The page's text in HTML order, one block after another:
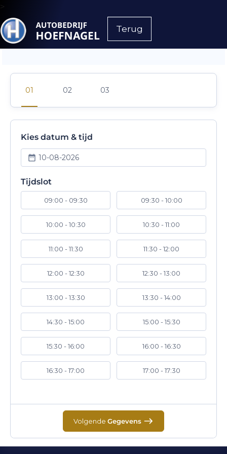
>
Terug
Kies datum & tijd
10-08-2026
Tijdslot
09:00 - 09:30 09:30 - 10:00
10:00 - 10:30 10:30 - 11:00
11:00 - 11:30 11:30 - 12:00
12:00 - 12:30 12:30 - 13:00
13:00 - 13:30 13:30 - 14:00
14:30 - 15:00 15:00 - 15:30
15:30 - 16:00 16:00 - 16:30
16:30 - 17:00 17:00 - 17:30
Volgende Gegevens